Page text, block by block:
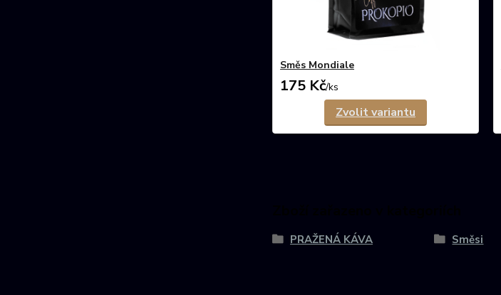
Směs Mondiale
175 Kč/ks
Zvolit variantu
PRAŽENÁ KÁVA Směsi